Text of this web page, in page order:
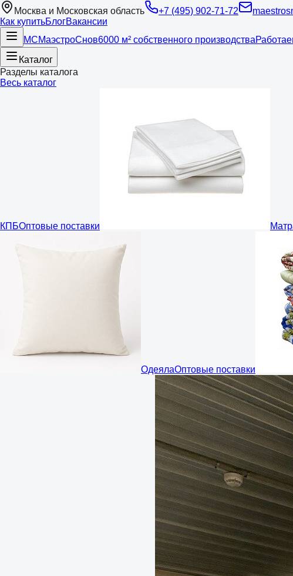
Москва и Московская область +7 (495) 902-71-72
Как купитьБлогВакансии
МСМаэстроСнов6000 м² собственного производства
Каталог
Разделы каталога
Весь каталог
КПБОптовые поставки
ОдеялаОптовые поставки